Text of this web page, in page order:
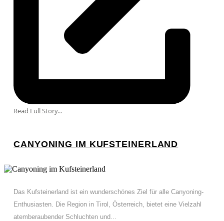
Read Full Story...
CANYONING IM KUFSTEINERLAND
Das Kufsteinerland ist ein wunderschönes Ziel für alle Canyoning-
Enthusiasten. Die Region in Tirol, Österreich, bietet eine Vielzahl
atemberaubender Schluchten und...